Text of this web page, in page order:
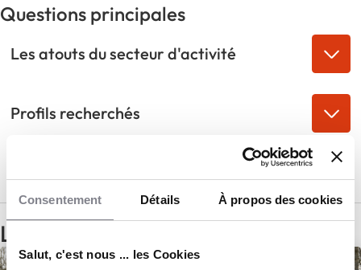
Consentement Détails À propos des cookies
Salut, c'est nous ... les Cookies
Questions principales
Les atouts du secteur d'activité
Profils recherchés
Rejoindre Les Burgers de Lucien en 3
points
Les annonces